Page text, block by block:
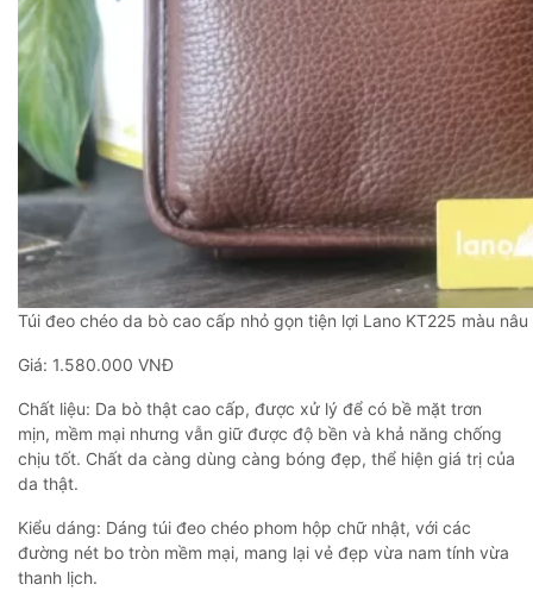
Túi đeo chéo da bò cao cấp nhỏ gọn tiện lợi Lano KT225 màu nâu
Giá: 1.580.000 VNĐ
Chất liệu: Da bò thật cao cấp, được xử lý để có bề mặt trơn
mịn, mềm mại nhưng vẫn giữ được độ bền và khả năng chống
chịu tốt. Chất da càng dùng càng bóng đẹp, thể hiện giá trị của
da thật.
Kiểu dáng: Dáng túi đeo chéo phom hộp chữ nhật, với các
đường nét bo tròn mềm mại, mang lại vẻ đẹp vừa nam tính vừa
thanh lịch.